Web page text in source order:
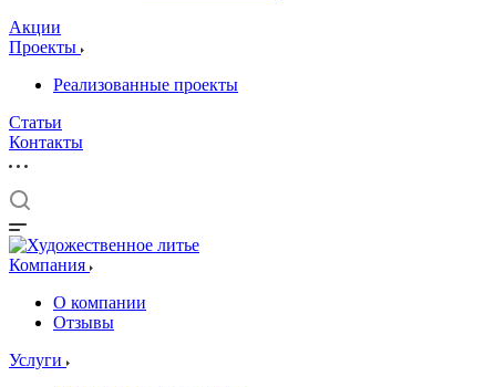
Акции
Проекты
Реализованные проекты
Статьи
Контакты
Компания
О компании
Отзывы
Услуги